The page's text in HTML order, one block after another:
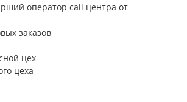
оператор call центра от
заказов
цех
цеха